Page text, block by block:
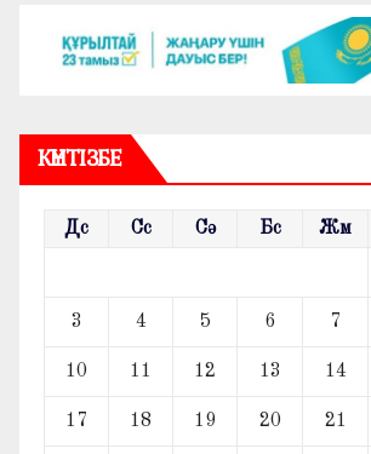
КҮНТІЗБЕ
Дс Сс Сә Бс Жм
3 4 5 6 7
10 11 12 13 14
17 18 19 20 21